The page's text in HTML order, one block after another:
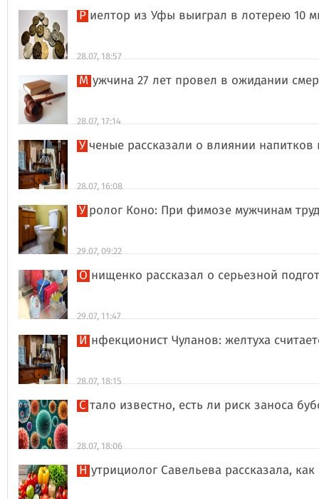
Риелтор из Уфы выиграл в лотерею 10
28.07, 18:57
Мужчина 27 лет провел в ожидании
28.07, 17:14
Ученые рассказали о влиянии
28.07, 16:08
Уролог Коно: При фимозе мужчинам
29.07, 09:22
Онищенко рассказал о серьезной
29.07, 11:47
Инфекционист Чуланов: желтуха
28.07, 18:15
Стало известно, есть ли риск заноса
28.07, 18:06
Нутрициолог Савельева рассказала,